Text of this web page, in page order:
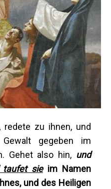
redete zu ihnen, und
gegeben im
Gehet also hin, und
sieim Namen
und des Heiligen